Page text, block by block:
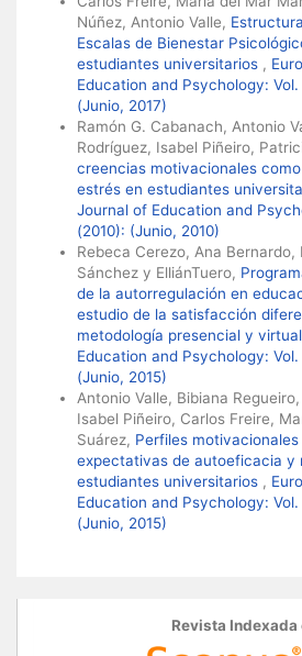
Núñez, Antonio Valle,
Escalas de Bienestar
estudiantes universitarios ,
Education and Psychology: Vol.
(Junio, 2017)
Ramón G. Cabanach, Antonio
Rodríguez, Isabel Piñeiro,
creencias motivacionales
estrés en estudiantes
Journal of Education and
(2010): (Junio, 2010)
Rebeca Cerezo, Ana Bernardo,
Sánchez y ElliánTuero,
de la autorregulación en
estudio de la satisfacción
metodología presencial y virtual
Education and Psychology: Vol.
(Junio, 2015)
Antonio Valle, Bibiana
Isabel Piñeiro, Carlos Freire,
Suárez, Perfiles
expectativas de autoeficacia y
estudiantes universitarios ,
Education and Psychology: Vol.
(Junio, 2015)
Revista Indexada